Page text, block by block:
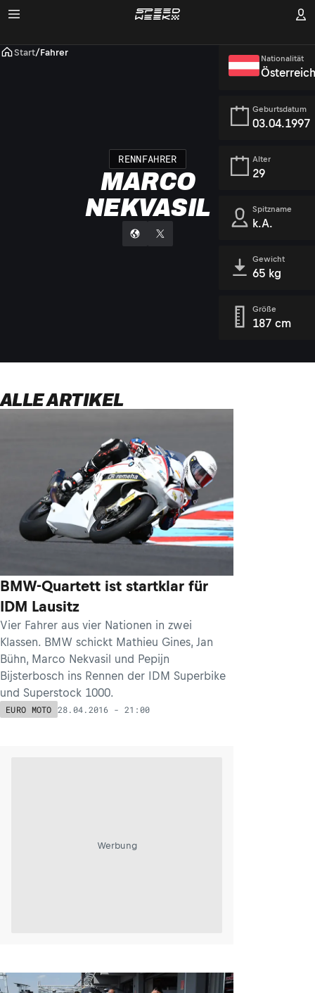
Start/Fahrer
RENNFAHRER
MARCO
NEKVASIL
Nationalität
Geburtsdatum
03.04.1997
Alter
29
Spitzname
k.A.
Gewicht
65 kg
Größe
187 cm
ALLE ARTIKEL
BMW-Quartett ist startklar für
IDM Lausitz
Vier Fahrer aus vier Nationen in zwei
Klassen. BMW schickt Mathieu Gines, Jan
Bühn, Marco Nekvasil und Pepijn
Bijsterbosch ins Rennen der IDM Superbike
und Superstock 1000.
EURO MOTO 28.04.2016 - 21:00
Werbung